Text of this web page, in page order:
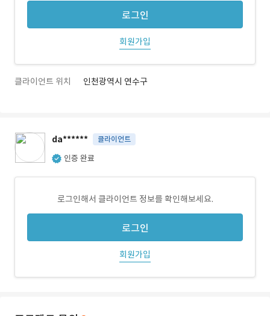
로그인
회원가입
클라이언트 위치 인천광역시 연수구
da****** 클라이언트
인증 완료
로그인해서 클라이언트 정보를 확인해보세요.
로그인
회원가입